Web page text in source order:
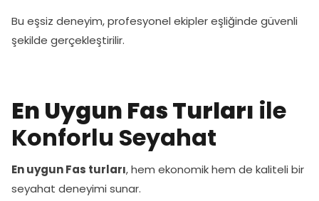
Bu eşsiz deneyim, profesyonel ekipler eşliğinde güvenli
şekilde gerçekleştirilir.
En Uygun Fas Turları ile
Konforlu Seyahat
En uygun Fas turları, hem ekonomik hem de kaliteli bir
seyahat deneyimi sunar.